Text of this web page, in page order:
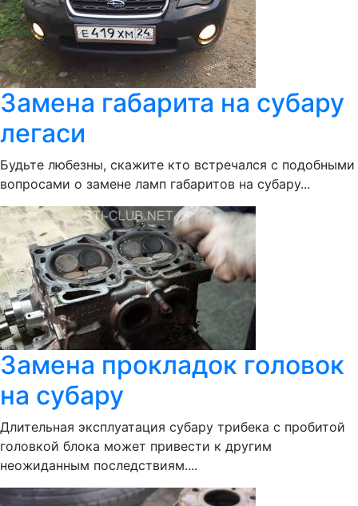
Замена габарита на субару
легаси
Будьте любезны, скажите кто встречался с подобными
вопросами о замене ламп габаритов на субару...
Замена прокладок головок
на субару
Длительная эксплуатация субару трибека с пробитой
головкой блока может привести к другим
неожиданным последствиям....